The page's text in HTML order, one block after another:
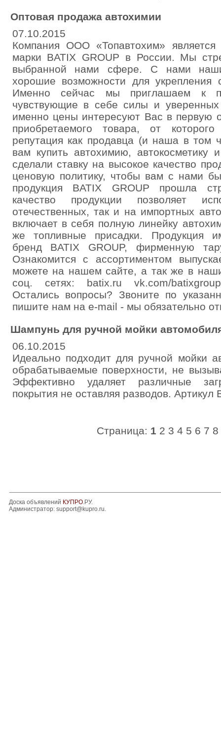
Оптовая продажа автохимии
07.10.2015
Компания ООО «Топавтохим» является
марки BATIX GROUP в России. Мы
выбранной нами сфере. С нами
хорошие возможности для укрепления
Именно сейчас мы приглашаем к
чувствующие в себе силы и
именно цены интересуют Вас в первую
приобретаемого товара, от
репутация как продавца (и наша в том
вам купить автохимию, автокосметику
сделали ставку на высокое качество
ценовую политику, чтобы вам с нами
продукция BATIX GROUP прошла
качество продукции позволяет
отечественных, так и на импортных
включает в себя полную линейку
же топливные присадки. Продукция
бренд BATIX GROUP, фирменную
Ознакомится с ассортиментом
можете на нашем сайте, а так же в
соц. сетях: batix.ru vk.com/
Остались вопросы? Звоните по
пишите нам на e-mail - мы обязательно
Шампунь для ручной мойки
06.10.2015
Идеально подходит для ручной мойки
обрабатываемые поверхности, не
Эффективно удаляет различные
покрытия не оставляя разводов.
Страница: 1 2 3 4 5 6 7 8
Доска объявлений КУПРО.РУ.
Администратор: support@kupro.ru.